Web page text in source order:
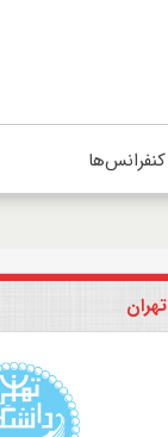
کنفرانس‌ها